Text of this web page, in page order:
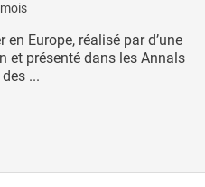
Europe, réalisé par d’une
et présenté dans les Annals
...